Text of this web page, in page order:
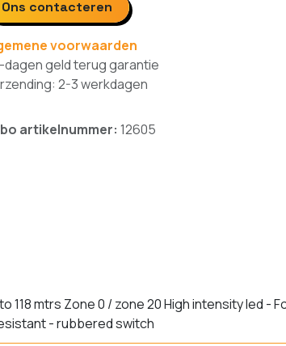
Ons contacteren
voorwaarden
dagen geld terug garantie
2-3 werkdagen
artikelnummer: 12605
118 mtrs Zone 0 / zone 20 High intensity led -
- rubbered switch